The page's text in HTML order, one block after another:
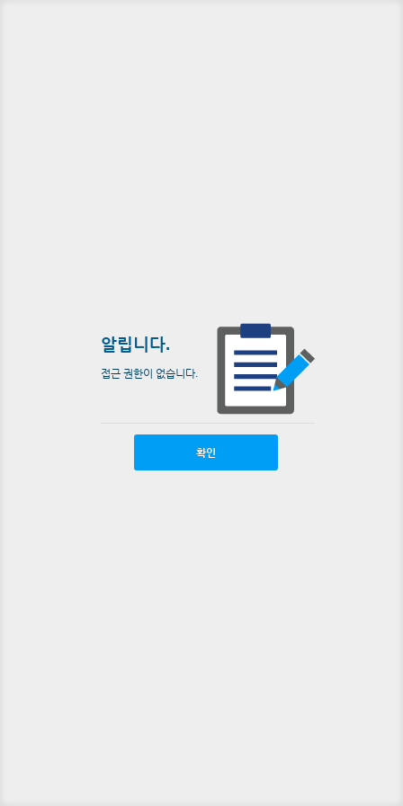
알립니다.
접근 권한이 없습니다.